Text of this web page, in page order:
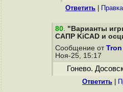
Ответить Правка
80. "Варианты
САПР KiCAD и
Сообщение от
Ноя-25, 15:17
Гонево.
Ответить